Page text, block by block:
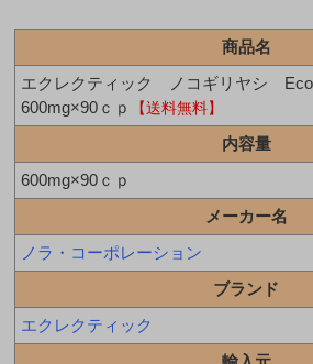
商品名
エクレクティック ノコギリヤシ
600mg×90ｃｐ
【送料無料】
内容量
600mg×90ｃｐ
メーカー名
ノラ・コーポレーション
ブランド
エクレクティック